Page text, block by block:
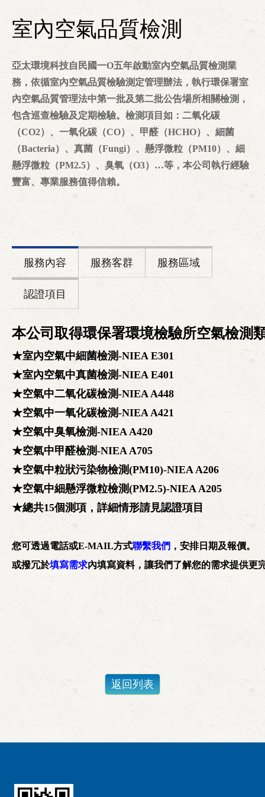
室內空氣品質檢測
亞太環境科技自民國一O五年啟動室內空氣品質檢測業
務，依循室內空氣品質檢驗測定管理辦法，執行環保署室
內空氣品質管理法中第一批及第二批公告場所相關檢測，
包含巡查檢驗及定期檢驗。檢測項目如：二氧化碳
（CO2）、一氧化碳（CO）、甲醛（HCHO）、細菌
（Bacteria）、真菌（Fungi）、懸浮微粒（PM10）、細
懸浮微粒（PM2.5）、臭氧（O3）…等，本公司執行經驗
豐富、專業服務值得信賴。
服務內容 服務客群 服務區域
認證項目
本公司取得環保署環境檢驗所空氣檢測
★室內空氣中細菌檢測-NIEA E301
★室內空氣中真菌檢測-NIEA E401
★空氣中二氧化碳檢測-NIEA A448
★空氣中一氧化碳檢測-NIEA A421
★空氣中臭氧檢測-NIEA A420
★空氣中甲醛檢測-NIEA A705
★空氣中粒狀污染物檢測(PM10)-NIEA A206
★空氣中細懸浮微粒檢測(PM2.5)-NIEA A205
★總共15個測項，詳細情形請見認證項目
您可透過電話或E-MAIL方式聯繫我們 ，安排日期及報價。
或撥冗於填寫需求內填寫資料，讓我們了解您的需求提供更